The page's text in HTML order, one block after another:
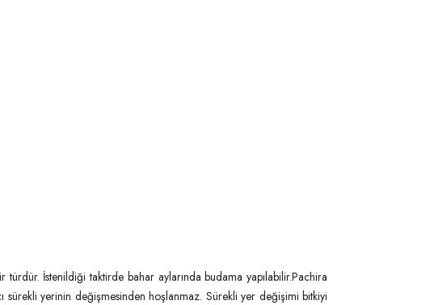
türdür. İstenildiği taktirde bahar aylarında budama yapılabilir.Pachira
sürekli yerinin değişmesinden hoşlanmaz. Sürekli yer değişimi bitkiyi